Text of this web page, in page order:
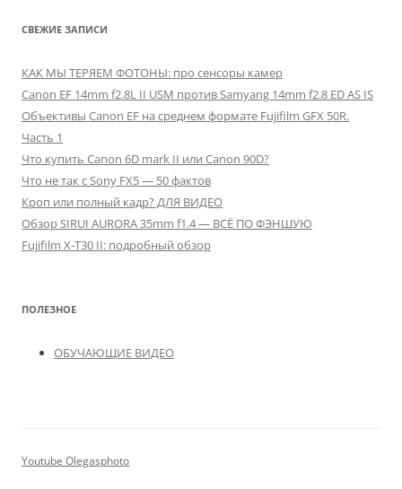
СВЕЖИЕ ЗАПИСИ
КАК МЫ ТЕРЯЕМ ФОТОНЫ: про сенсоры камер
Canon EF 14mm f2.8L II USM против Samyang 14mm f2.8 ED AS IS
Объективы Canon EF на среднем формате Fujifilm GFX 50R.
Часть 1
Что купить Canon 6D mark II или Canon 90D?
Что не так с Sony FX5 — 50 фактов
Кроп или полный кадр? ДЛЯ ВИДЕО
Обзор SIRUI AURORA 35mm f1.4 — ВСЁ ПО ФЭНШУЮ
Fujifilm X-T30 II: подробный обзор
ПОЛЕЗНОЕ
ОБУЧАЮЩИЕ ВИДЕО
Youtube Olegasphoto